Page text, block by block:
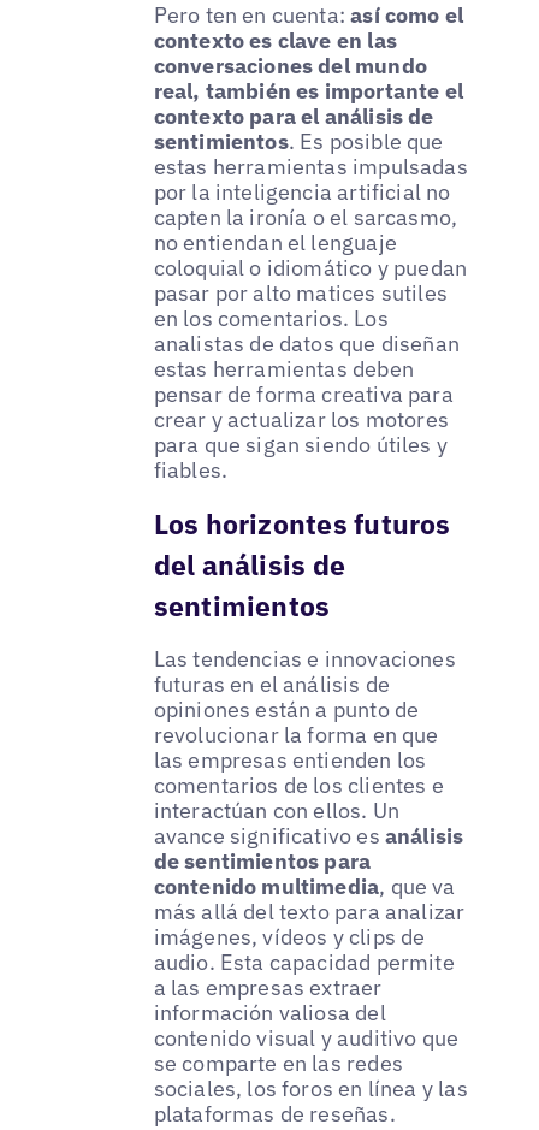
Pero ten en cuenta:así como el
contexto es clave en las
conversaciones del mundo
real, también es importante el
contexto para el análisis de
sentimientos. Es posible que
estas herramientas impulsadas
por la inteligencia artificial no
capten la ironía o el sarcasmo,
no entiendan el lenguaje
coloquial o idiomático y puedan
pasar por alto matices sutiles
en los comentarios. Los
analistas de datos que diseñan
estas herramientas deben
pensar de forma creativa para
crear y actualizar los motores
para que sigan siendo útiles y
fiables.
Los horizontes futuros
del análisis de
sentimientos
Las tendencias e innovaciones
futuras en el análisis de
opiniones están a punto de
revolucionar la forma en que
las empresas entienden los
comentarios de los clientes e
interactúan con ellos. Un
avance significativo es análisis
de sentimientos para
contenido multimedia, que va
más allá del texto para analizar
imágenes, vídeos y clips de
audio. Esta capacidad permite
a las empresas extraer
información valiosa del
contenido visual y auditivo que
se comparte en las redes
sociales, los foros en línea y las
plataformas de reseñas.